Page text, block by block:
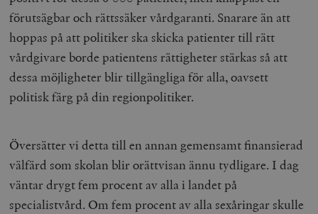
förutsägbar och rättssäker vårdgaranti. Snarare än att
hoppas på att politiker ska skicka patienter till rätt
vårdgivare borde patientens rättigheter stärkas så att
dessa möjligheter blir tillgängliga för alla, oavsett
politisk färg på din regionpolitiker.
Översätter vi detta till en annan gemensamt finansierad
välfärd som skolan blir orättvisan ännu tydligare. I dag
väntar drygt fem procent av alla i landet på
specialistvård. Om fem procent av alla sexåringar skulle